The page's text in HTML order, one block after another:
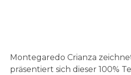
springen
Montegaredo Crianza
präsentiert sich dieser 100%